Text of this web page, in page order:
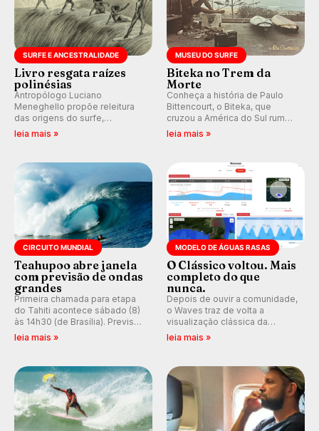
SURFE E ANCESTRALIDADE
Livro resgata raízes
polinésias
Antropólogo Luciano
Meneghello propõe releitura
das origens do surfe,
resgatando a cultura polinésia
prática em esporte e indústria.
leia mais »
MUSEU DO SURFE
Biteka no Trem da
Morte
Conheça a história de Paulo
Bittencourt, o Biteka, que
cruzou a América do Sul rumo
ao Pacífico em uma jornada
leia mais »
CIRCUITO MUNDIAL
Teahupoo abre janela
com previsão de ondas
grandes
Primeira chamada para etapa
do Tahiti acontece sábado (8)
às 14h30 (de Brasília). Previsão
indica swell consistente.
Kelly Slater convidado.
leia mais »
MODELO DE ÁGUAS RASAS
O Clássico voltou. Mais
completo do que
nunca.
Depois de ouvir a comunidade,
o Waves traz de volta a
visualização clássica da
previsão de águas rasas,
ondas para até 16 dias.
leia mais »